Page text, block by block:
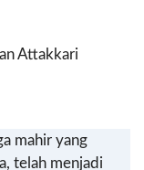
Attakkari
mahir yang
telah menjadi